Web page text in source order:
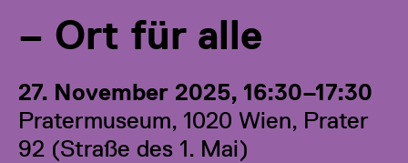
– Ort für alle
27. November 2025, 16:30–17:30
Pratermuseum, 1020 Wien, Prater
92 (Straße des 1. Mai)